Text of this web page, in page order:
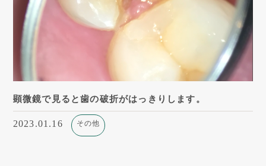
顕微鏡で見ると歯の破折がはっきりします。
2023.01.16 その他